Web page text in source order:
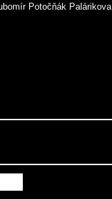
Potočňák Palárikova